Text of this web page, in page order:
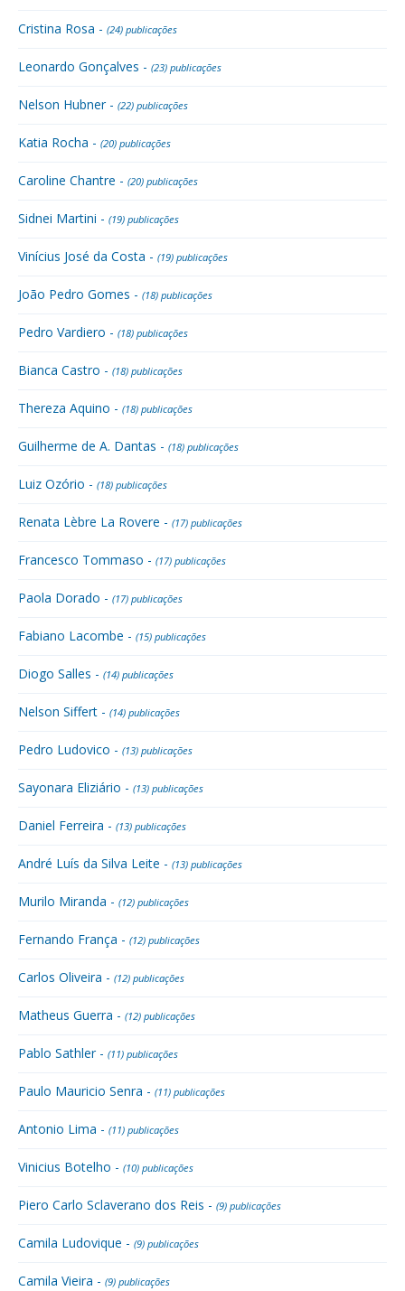
Cristina Rosa - (24) publicações
Leonardo Gonçalves - (23) publicações
Nelson Hubner - (22) publicações
Katia Rocha - (20) publicações
Caroline Chantre - (20) publicações
Sidnei Martini - (19) publicações
Vinícius José da Costa - (19) publicações
João Pedro Gomes - (18) publicações
Pedro Vardiero - (18) publicações
Bianca Castro - (18) publicações
Thereza Aquino - (18) publicações
Guilherme de A. Dantas - (18) publicações
Luiz Ozório - (18) publicações
Renata Lèbre La Rovere - (17) publicações
Francesco Tommaso - (17) publicações
Paola Dorado - (17) publicações
Fabiano Lacombe - (15) publicações
Diogo Salles - (14) publicações
Nelson Siffert - (14) publicações
Pedro Ludovico - (13) publicações
Sayonara Eliziário - (13) publicações
Daniel Ferreira - (13) publicações
André Luís da Silva Leite - (13) publicações
Murilo Miranda - (12) publicações
Fernando França - (12) publicações
Carlos Oliveira - (12) publicações
Matheus Guerra - (12) publicações
Pablo Sathler - (11) publicações
Paulo Mauricio Senra - (11) publicações
Antonio Lima - (11) publicações
Vinicius Botelho - (10) publicações
Piero Carlo Sclaverano dos Reis - (9) publicações
Camila Ludovique - (9) publicações
Camila Vieira - (9) publicações